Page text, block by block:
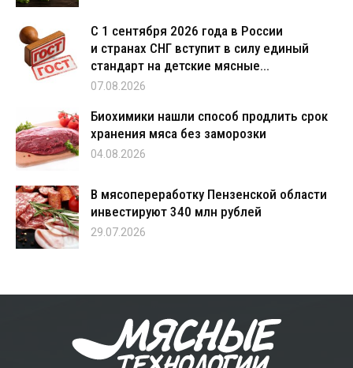
С 1 сентября 2026 года в России
и странах СНГ вступит в силу единый
стандарт на детские мясные...
07.08.2026
Биохимики нашли способ продлить срок
хранения мяса без заморозки
04.08.2026
В мясопереработку Пензенской области
инвестируют 340 млн рублей
29.07.2026